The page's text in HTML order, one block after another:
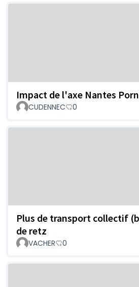
Impact de l'axe Nantes
CUDENNEC 0
Plus de transport collectif
de retz
VACHER 0